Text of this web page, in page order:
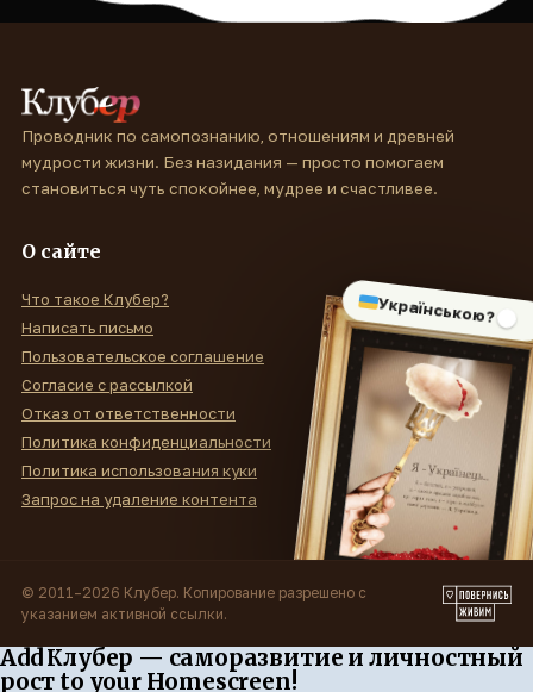
Українською?
Проводник по самопознанию, отношениям и древней
мудрости жизни. Без назидания — просто помогаем
становиться чуть спокойнее, мудрее и счастливее.
О сайте
Что такое Клубер?
Написать письмо
Пользовательское соглашение
Согласие с рассылкой
Отказ от ответственности
Политика конфиденциальности
Политика использования куки
Запрос на удаление контента
© 2011–2026 Клубер. Копирование разрешено с
указанием активной ссылки.
Add Клубер — саморазвитие и личностный
рост to your Homescreen!